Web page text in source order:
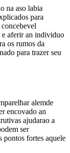
na aso labia
para
e aferir an individuo
os rumos da
para trazer seu
alemde
encovado an
ajudarao a
ser
pontos fortes aquele